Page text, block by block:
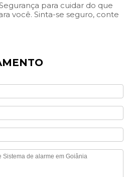
para cuidar do que
você. Sinta-se seguro, conte